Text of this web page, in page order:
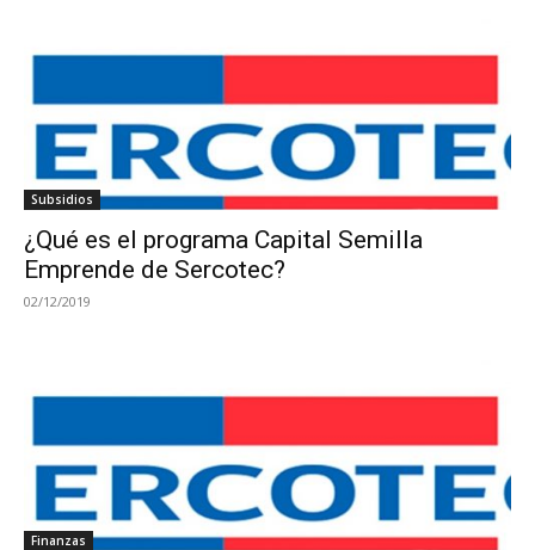
Subsidios
¿Qué es el programa Capital Semilla
Emprende de Sercotec?
02/12/2019
Finanzas